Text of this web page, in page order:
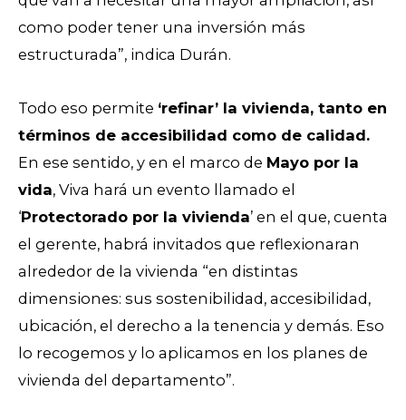
como poder tener una inversión más
estructurada”, indica Durán.
Todo eso permite ‘refinar’ la vivienda, tanto en
términos de accesibilidad como de calidad.
En ese sentido, y en el marco de Mayo por la
vida, Viva hará un evento llamado el
‘Protectorado por la vivienda’ en el que, cuenta
el gerente, habrá invitados que reflexionaran
alrededor de la vivienda “en distintas
dimensiones: sus sostenibilidad, accesibilidad,
ubicación, el derecho a la tenencia y demás. Eso
lo recogemos y lo aplicamos en los planes de
vivienda del departamento”.